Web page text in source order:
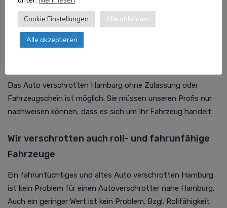
Rückruf.
Auto verschrotten Hamburg ohne
Das Auto verschrotten Hamburg ohne Zulassung oder
Fahrzeugschein ist möglich. Sie müssen unseren Profis nur
nachweisen können, dass es sich um Ihr Fahrzeug handelt.
Wir verschrotten auch roll- und fahrunfähige
Fahrzeuge
Ein fahruntüchtiges und altes Auto verschrotten Hamburg
ist kein Problem für einen Autoverschrotter nahe Hamburg.
Auch ein geringer Wert ist kein Problem. Bzgl. Rollfähigkeit
Cookie Einstellungen Alle ablehnen
Alle akzeptieren